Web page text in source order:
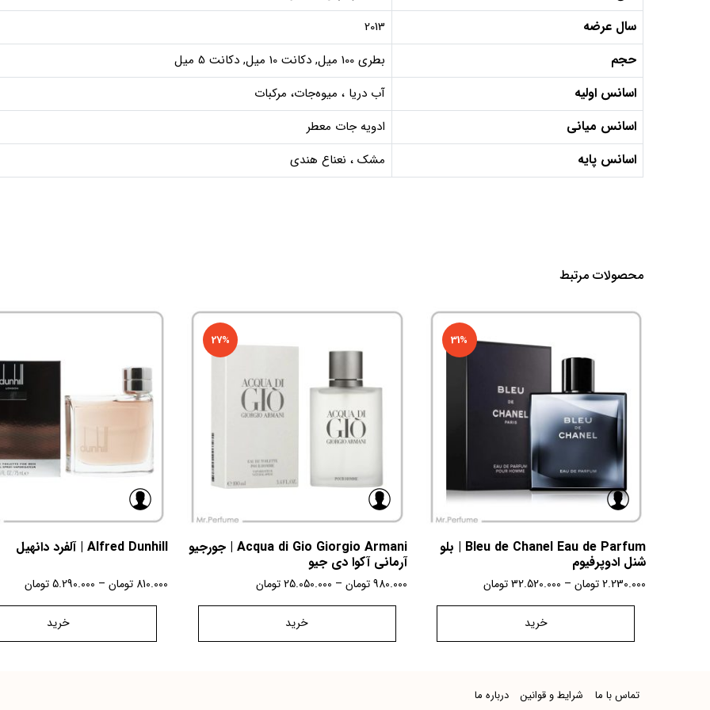
سال عرضه 2013
حجم بطری 100 میل, دکانت 10 میل, دکانت 5 میل
اسانس اولیه آب دریا ، میوه‌جات، مرکبات
اسانس میانی ادویه جات معطر
اسانس پایه مشک ، نعناع هندی
محصولات مرتبط
31%
Bleu de Chanel Eau de Parfum | بلو
شنل ادوپرفیوم
2.230.000تومان –
32.520.000تومان
خرید
27%
Acqua di Gio Giorgio Armani | جورجیو
آرمانی آکوا دی جیو
980.000 تومان –
25.050.000 تومان
خرید
Alfred Dunhill | آلفرد دانهیل
810.000 تومان –
5.290.000تومان
خرید
تماس با ما شرایط و قوانین درباره ما